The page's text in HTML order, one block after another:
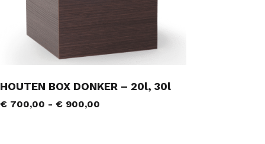
HOUTEN BOX DONKER – 20l, 30l
€ 700,00 - € 900,00